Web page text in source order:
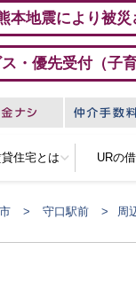
本地震により被
・優先受付（子
貸住宅とは URの
守口駅前 周